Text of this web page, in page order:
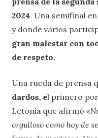
2024. Una semifinal
y donde varios
gran malestar con
de respeto.
Una rueda de prensa
dardos, el primero
Letonia que afirmó
orgulloso como hoy de